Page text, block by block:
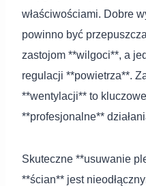
właściwościami. Dobre
powinno być
zastojom **wilgoci**, a
regulacji **powietrza**.
**wentylacji** to
**profesjonalne**
Skuteczne **usuwanie
**ścian** jest